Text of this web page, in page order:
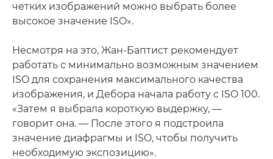
четких изображений можно выбрать более
высокое значение ISO».
Несмотря на это, Жан-Баптист рекомендует
работать с минимально возможным значением
ISO для сохранения максимального качества
изображения, и Дебора начала работу с ISO 100.
«Затем я выбрала короткую выдержку, —
говорит она. — После этого я подстроила
значение диафрагмы и ISO, чтобы получить
необходимую экспозицию».